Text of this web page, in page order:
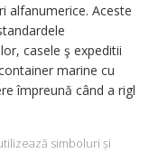
alfanumerice. Aceste
casele ş expeditii
marine cu
împreună când a rigl
simboluri și